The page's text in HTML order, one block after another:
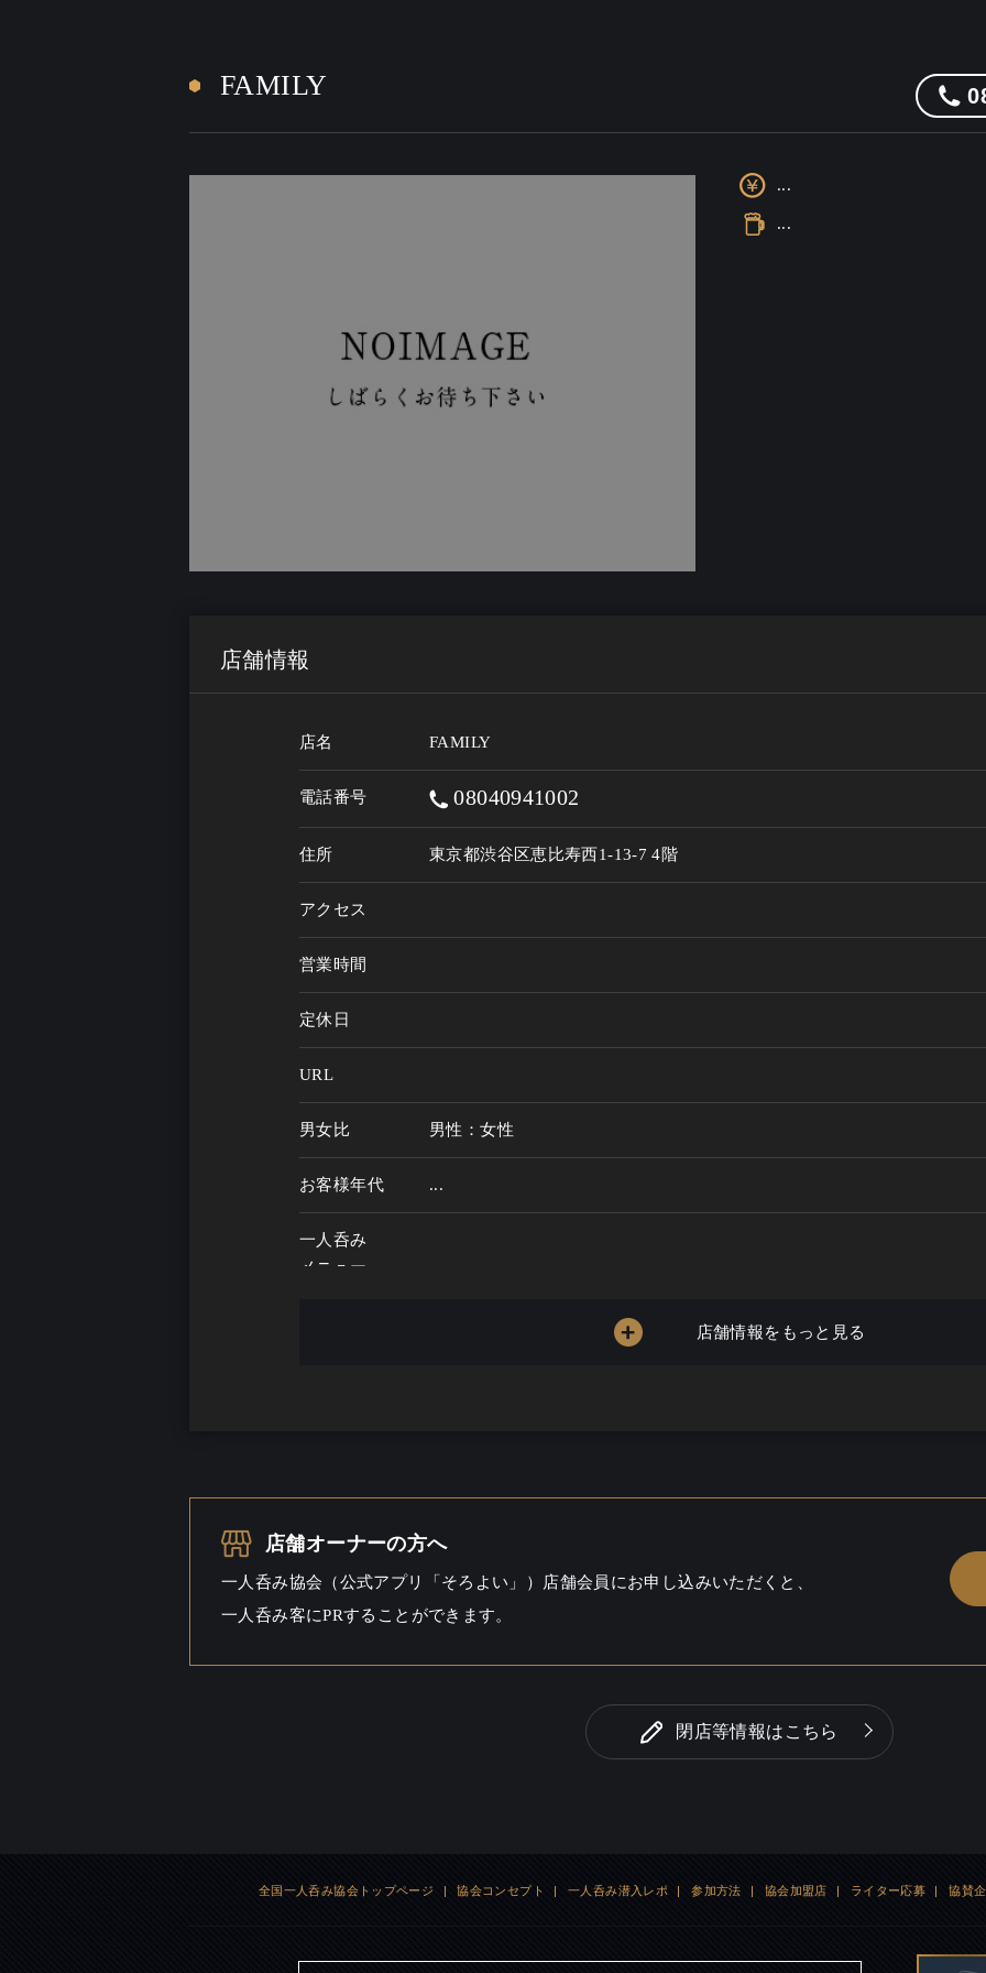
FAMILY
...
...
店舗情報
店名 FAMILY
電話番号 08040941002
住所 東京都渋谷区恵比寿西1-13-7 4階
アクセス
営業時間
定休日
URL
男女比 男性：女性
お客様年代 ...
一人呑み
メニュー
店舗情報をもっと見る
店舗オーナーの方へ
一人呑み協会（公式アプリ「そろよい」）店舗会員にお申し込みいただくと、
一人呑み客にPRすることができます。
閉店等情報はこちら
全国一人呑み協会トップページ | 協会コンセプト | 一人呑み潜入レポ | 参加方法 | 協会加盟店 | ライター応募 | 協賛